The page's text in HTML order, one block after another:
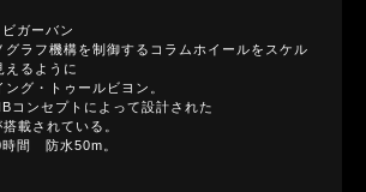
ガーバン
グラフ機構を制御するコラムホイールをスケル
えるように
グ・トゥールビヨン。
コンセプトによって設計された
載されている。
120時間 防水50m。